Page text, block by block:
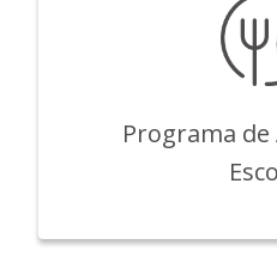
Programa